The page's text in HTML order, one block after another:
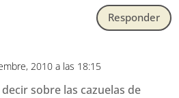
Responder
2010 a las 18:15
sobre las cazuelas de